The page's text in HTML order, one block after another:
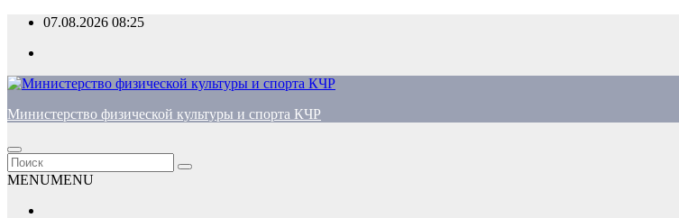
Перейти
содержимому
07.08.2026 08:25
Министерство физической культуры и спорта КЧР
MENUMENU